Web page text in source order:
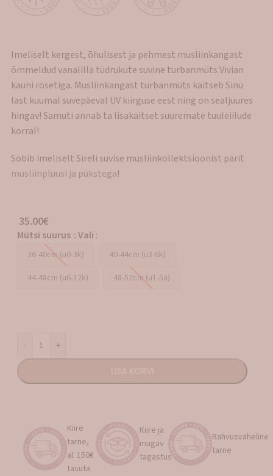
Imeliselt kergest, õhulisest ja pehmest musliinkangast
õmmeldud vanalilla tüdrukute suvine turbanmüts Vivian
kauni rosetiga. Musliinkangast turbanmüts kaitseb Sinu
last kuumal suvepäeval UV kiirguse eest ning on sealjuures
hingav! Samuti annab ta lisakaitset suuremate tuuleiilude
korral!
Sobib imeliselt Sireli suvise musliinkollektsioonist pärit
musliinpluusi ja pükstega!
35.00€
Mütsi suurus :Vali
36-40cm (u0-3k)
40-44cm (u3-6k)
44-48cm (u6-12k)
48-52cm (u1-5a)
- +
Kiire
tarne,
al. 150€
tasuta
Kiire ja
mugav
tagastus
Rahvusvaheline
tarne